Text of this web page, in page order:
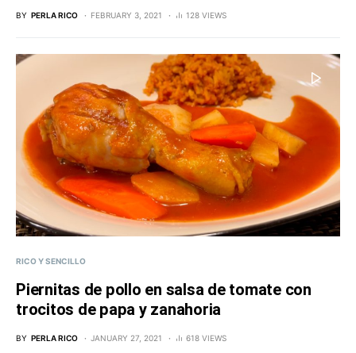
BY PERLA RICO FEBRUARY 3, 2021 128 VIEWS
RICO Y SENCILLO
Piernitas de pollo en salsa de tomate con
trocitos de papa y zanahoria
BY PERLA RICO JANUARY 27, 2021 618 VIEWS